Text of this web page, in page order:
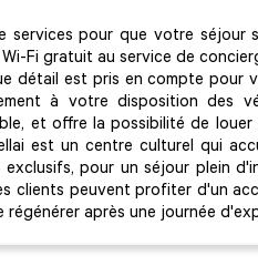
services pour que votre séjour
Fi gratuit au service de
détail est pris en compte pour
à votre disposition des
et offre la possibilité de louer
est un centre culturel qui
pour un séjour plein
clients peuvent profiter d'un
après une journée